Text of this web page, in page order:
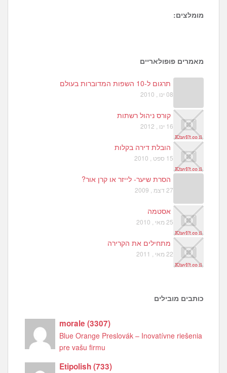
מומלצים:
2
מאמרים פופולאריים
תרגום ל-10 השפות המדוברות בעולם
08 ינו , 2010
קורס ניהול רשתות
16 ינו , 2012
הובלת דירה בקלות
15 ספט , 2010
הסרת שיער- לייזר או קרן אור?
27 דצמ , 2009
אסטמה
25 מאי , 2010
מתחילים את הקרירה
22 מאי , 2011
כותבים מובילים
morale(3307)
Blue Orange Preslovák – Inovatívne riešenia
pre vašu firmu
Etipolish(733)